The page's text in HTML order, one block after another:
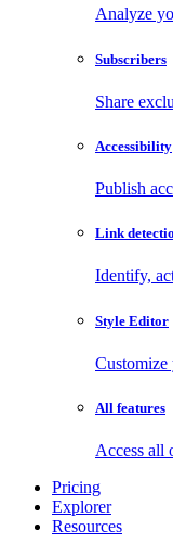
Analyze
Subscribers
Share
Accessibility
Publish
Link
Identify,
Style Editor
All features
Access all
Pricing
Explorer
Resources